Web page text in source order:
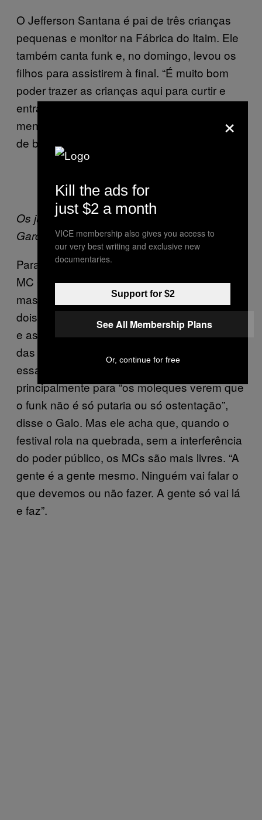
O Jefferson Santana é pai de três crianças
pequenas e monitor na Fábrica do Itaim. Ele
também canta funk e, no domingo, levou os
filhos para assistirem à final. “É muito bom
poder trazer as crianças aqui para curtir e
entrar em contato com esse funk de
mensagens boas e mais inteligentes, cheio
de bons exemplos.”
Os jurados DJ Bruninho, MC Galo SP e MC
Garden
Para serem os jurados, o festival chamou o
MC Galo SP e o MC Garden, o que foi bem
massa por parte da organização, já que os
dois são bem conhecidos no funk consciente
e as criancinhas de lá sabiam todas as letras
das músicas deles. Eles concordam que é
essa iniciativa do governo é muito boa, claro,
principalmente para “os moleques verem que
o funk não é só putaria ou só ostentação”,
disse o Galo. Mas ele acha que, quando o
festival rola na quebrada, sem a interferência
do poder público, os MCs são mais livres. “A
gente é a gente mesmo. Ninguém vai falar o
que devemos ou não fazer. A gente só vai lá
e faz”.
×
Kill the ads for
just $2 a month
VICE membership also gives you access to
our very best writing and exclusive new
documentaries.
Support for $2
See All Membership Plans
Or, continue for free